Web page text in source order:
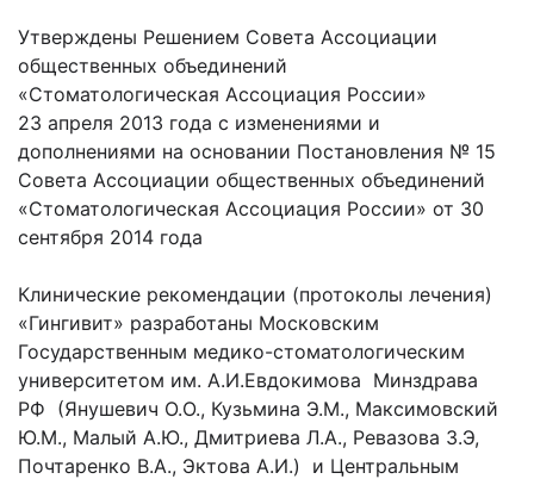
Утверждены Решением Совета Ассоциации
общественных объединений
«Стоматологическая Ассоциация России»
23 апреля 2013 года с изменениями и
дополнениями на основании Постановления № 15
Совета Ассоциации общественных объединений
«Стоматологическая Ассоциация России» от 30
сентября 2014 года
Клинические рекомендации (протоколы лечения)
«Гингивит» разработаны Московским
Государственным медико-стоматологическим
университетом им. А.И.Евдокимова Минздрава
РФ (Янушевич О.О., Кузьмина Э.М., Максимовский
Ю.М., Малый А.Ю., Дмитриева Л.А., Ревазова З.Э,
Почтаренко В.А., Эктова А.И.) и Центральным